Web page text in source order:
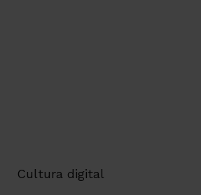
Cultura digital